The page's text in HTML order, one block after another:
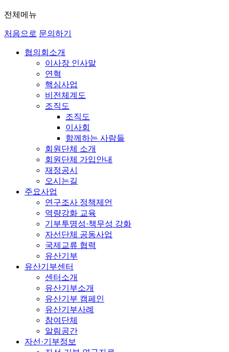
전체메뉴
처음으로 문의하기
협의회소개
이사장 인사말
연혁
핵심사업
비전체계도
조직도
조직도
이사회
함께하는 사람들
회원단체 소개
회원단체 가입안내
재정공시
오시는길
주요사업
연구조사 정책제언
역량강화 교육
기부투명성·책무성 강화
자선단체 공동사업
국제교류 협력
유산기부
유산기부센터
센터소개
유산기부소개
유산기부 캠페인
유산기부사례
참여단체
알림공간
자선·기부정보